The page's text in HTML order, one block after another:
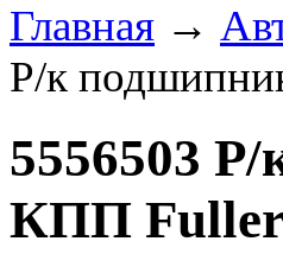
Главная →
Р/к
5556503
КПП Fuller